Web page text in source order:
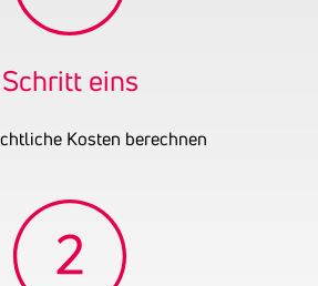
ATU81738229
Schritt eins
Kosten berechnen